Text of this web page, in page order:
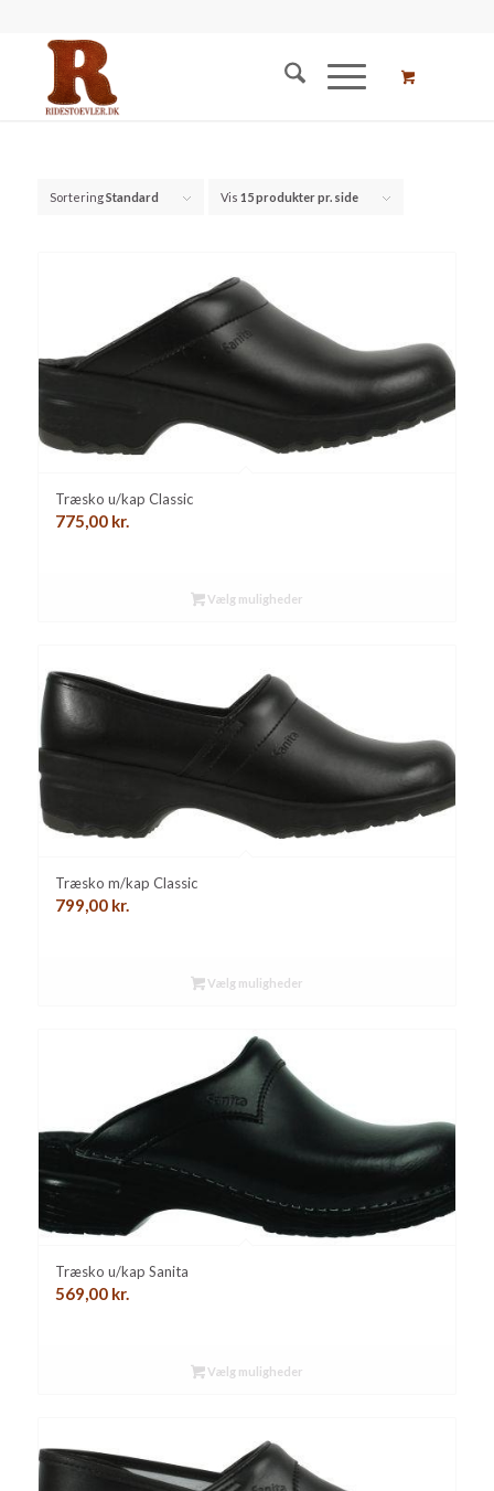
SorteringStandard Vis 15 produkter pr. side
Træsko u/kap Classic
775,00 kr.
Vælg muligheder
Træsko m/kap Classic
799,00 kr.
Vælg muligheder
Træsko u/kap Sanita
569,00 kr.
Vælg muligheder